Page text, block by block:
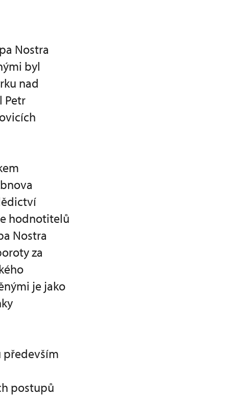
Nostra
byl
nad
Petr
hodnotitelů
Nostra
za
je jako
především
postupů